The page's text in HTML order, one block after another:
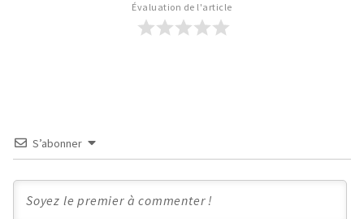
Évaluation de l'article
S’abonner